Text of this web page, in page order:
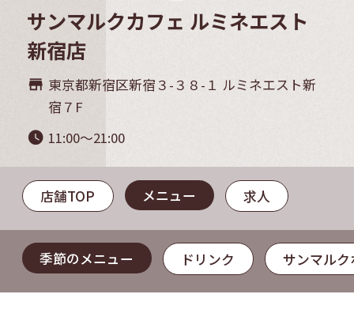
サンマルクカフェ ルミネエスト
新宿店
store_mall_directory 東京都新宿区新宿３-３８-１ ルミネエスト新
宿７F
watch_later 11:00～21:00
店舗TOP メニュー 求人
季節のメニュー ドリンク サンマル